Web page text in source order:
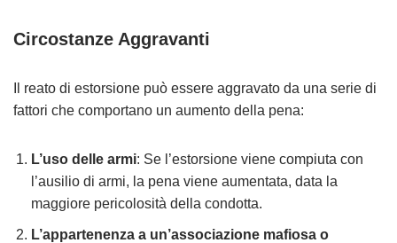
Circostanze Aggravanti
Il reato di estorsione può essere aggravato da una serie di
fattori che comportano un aumento della pena:
L’uso delle armi: Se l’estorsione viene compiuta con
l’ausilio di armi, la pena viene aumentata, data la
maggiore pericolosità della condotta.
L’appartenenza a un’associazione mafiosa o